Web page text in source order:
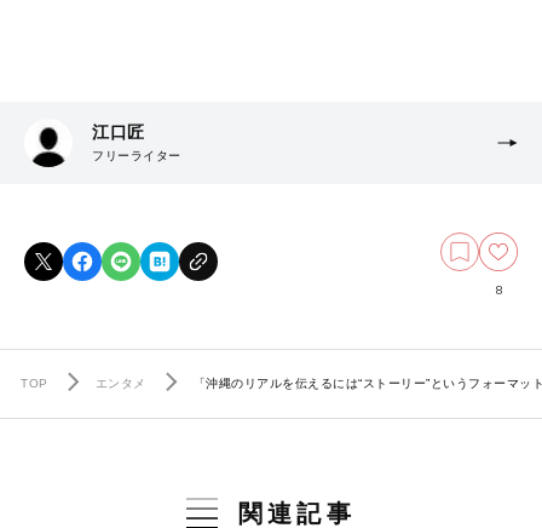
江口匠
フリーライター
8
TOP エンタメ 「沖縄のリアルを伝えるには“ストーリー”というフォーマ
関連記事